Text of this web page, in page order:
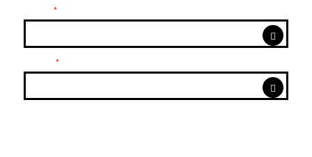
Business
Email *
*
*